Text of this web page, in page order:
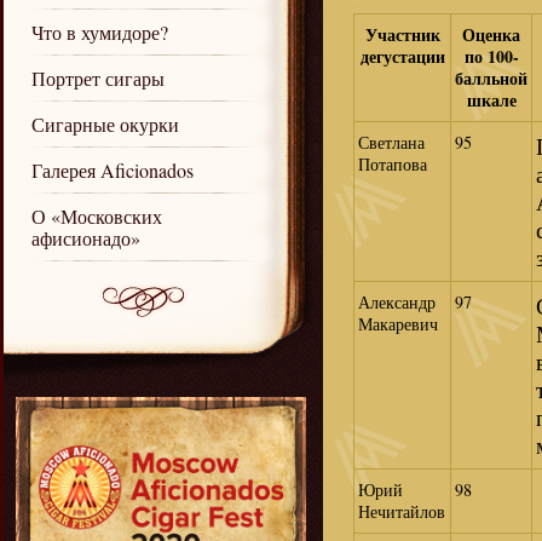
Что в хумидоре?
Портрет сигары
Сигарные окурки
Галерея Aficionados
О «Московских
афисионадо»
Участник
дегустации
Оценка
по 100-
балльной
шкале
Светлана
Потапова
95
Александр
Макаревич
97
Юрий
Нечитайлов
98